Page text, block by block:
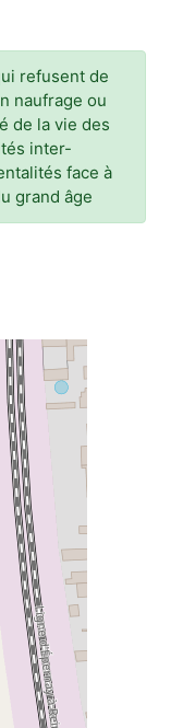
refusent de
naufrage ou
de la vie des
inter-
face à
grand âge